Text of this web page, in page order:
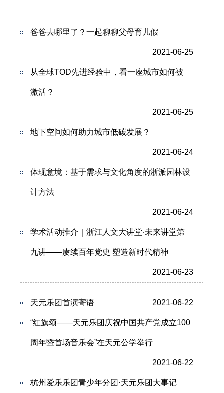
爸爸去哪里了？一起聊聊父母育儿假
2021-06-25
从全球TOD先进经验中，看一座城市如何被
激活？
2021-06-25
地下空间如何助力城市低碳发展？
2021-06-24
体现意境：基于需求与文化角度的浙派园林设
计方法
2021-06-24
学术活动推介｜浙江人文大讲堂·未来讲堂第
九讲——赓续百年党史 塑造新时代精神
2021-06-23
天元乐团首演寄语 2021-06-22
“红旗颂——天元乐团庆祝中国共产党成立100
周年暨首场音乐会”在天元公学举行
2021-06-22
杭州爱乐乐团青少年分团·天元乐团大事记